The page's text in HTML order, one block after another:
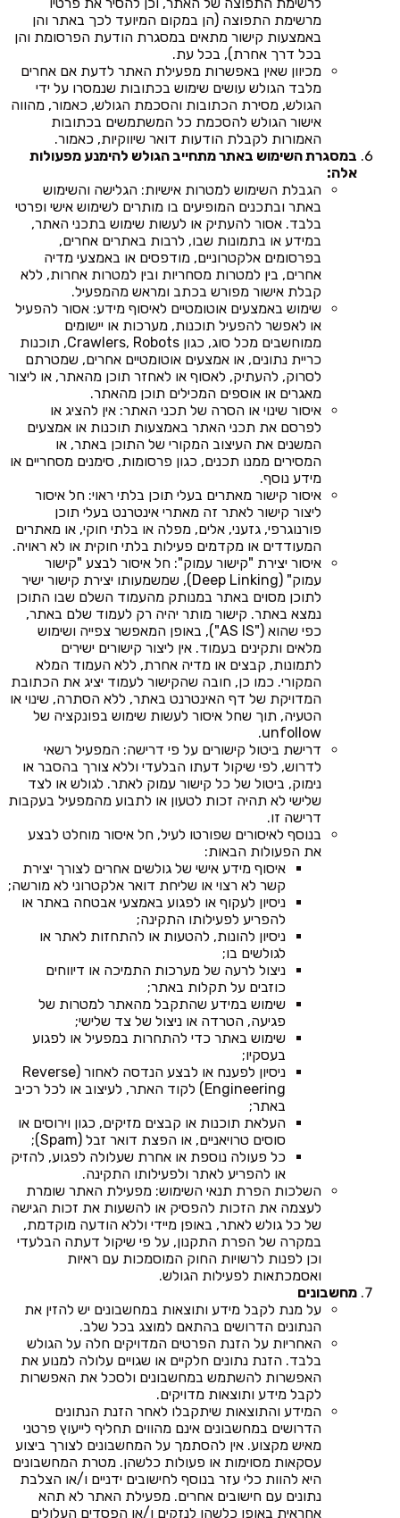
מרשימת התפוצה (הן במקום המיועד לכך באתר והן
באמצעות קישור מתאים במסגרת הודעת הפרסומת והן
בכל דרך אחרת), בכל עת.
מכיוון שאין באפשרות מפעילת האתר לדעת אם אחרים
מלבד הגולש עושים שימוש בכתובות שנמסרו על ידי
הגולש, מסירת הכתובות והסכמת הגולש, כאמור, מהווה
אישור הגולש להסכמת כל המשתמשים בכתובות
האמורות לקבלת הודעות דואר שיווקיות, כאמור.
במסגרת השימוש באתר מתחייב הגולש להימנע מפעולות
אלה:
הגבלת השימוש למטרות אישיות: הגלישה והשימוש
באתר ובתכנים המופיעים בו מותרים לשימוש אישי ופרטי
בלבד. אסור להעתיק או לעשות שימוש בתכני האתר,
במידע או בתמונות שבו, לרבות באתרים אחרים,
בפרסומים אלקטרוניים, מודפסים או באמצעי מדיה
אחרים, בין למטרות מסחריות ובין למטרות אחרות, ללא
קבלת אישור מפורש בכתב ומראש מהמפעיל.
שימוש באמצעים אוטומטיים לאיסוף מידע: אסור להפעיל
או לאפשר להפעיל תוכנות, מערכות או יישומים
ממוחשבים מכל סוג, כגון Crawlers, Robots, תוכנות
כריית נתונים, או אמצעים אוטומטיים אחרים, שמטרתם
לסרוק, להעתיק, לאסוף או לאחזר תוכן מהאתר, או ליצור
מאגרים או אוספים המכילים תוכן מהאתר.
איסור שינוי או הסרה של תכני האתר: אין להציג או
לפרסם את תכני האתר באמצעות תוכנות או אמצעים
המשנים את העיצוב המקורי של התוכן באתר, או
המסירים ממנו תכנים, כגון פרסומות, סימנים מסחריים או
מידע נוסף.
איסור קישור מאתרים בעלי תוכן בלתי ראוי: חל איסור
ליצור קישור לאתר זה מאתרי אינטרנט בעלי תוכן
פורנוגרפי, גזעני, אלים, מפלה או בלתי חוקי, או מאתרים
המעודדים או מקדמים פעילות בלתי חוקית או לא ראויה.
איסור יצירת "קישור עמוק": חל איסור לבצע "קישור
עמוק" (Deep Linking), שמשמעותו יצירת קישור ישיר
לתוכן מסוים באתר במנותק מהעמוד השלם שבו התוכן
נמצא באתר. קישור מותר יהיה רק לעמוד שלם באתר,
כפי שהוא ("AS IS"), באופן המאפשר צפייה ושימוש
מלאים ותקינים בעמוד. אין ליצור קישורים ישירים
לתמונות, קבצים או מדיה אחרת, ללא העמוד המלא
המקורי. כמו כן, חובה שהקישור לעמוד יציג את הכתובת
המדויקת של דף האינטרנט באתר, ללא הסתרה, שינוי או
הטעיה, תוך שחל איסור לעשות שימוש בפונקציה של
unfollow.
דרישת ביטול קישורים על פי דרישה: המפעיל רשאי
לדרוש, לפי שיקול דעתו הבלעדי וללא צורך בהסבר או
נימוק, ביטול של כל קישור עמוק לאתר. לגולש או לצד
שלישי לא תהיה זכות לטעון או לתבוע מהמפעיל בעקבות
דרישה זו.
בנוסף לאיסורים שפורטו לעיל, חל איסור מוחלט לבצע
את הפעולות הבאות:
איסוף מידע אישי של גולשים אחרים לצורך יצירת
קשר לא רצוי או שליחת דואר אלקטרוני לא מורשה;
ניסיון לעקוף או לפגוע באמצעי אבטחה באתר או
להפריע לפעילותו התקינה;
ניסיון להונות, להטעות או להתחזות לאתר או
לגולשים בו;
ניצול לרעה של מערכות התמיכה או דיווחים
כוזבים על תקלות באתר;
שימוש במידע שהתקבל מהאתר למטרות של
פגיעה, הטרדה או ניצול של צד שלישי;
שימוש באתר כדי להתחרות במפעיל או לפגוע
בעסקיו;
ניסיון לפענח או לבצע הנדסה לאחור (Reverse
Engineering) לקוד האתר, לעיצוב או לכל רכיב
באתר;
העלאת תוכנות או קבצים מזיקים, כגון וירוסים או
סוסים טרויאניים, או הפצת דואר זבל (Spam);
כל פעולה נוספת או אחרת שעלולה לפגוע, להזיק
או להפריע לאתר ולפעילותו התקינה.
השלכות הפרת תנאי השימוש: מפעילת האתר שומרת
לעצמה את הזכות להפסיק או להשעות את זכות הגישה
של כל גולש לאתר, באופן מיידי וללא הודעה מוקדמת,
במקרה של הפרת התקנון, על פי שיקול דעתה הבלעדי
וכן לפנות לרשויות החוק המוסמכות עם ראיות
ואסמכתאות לפעילות הגולש.
מחשבונים
על מנת לקבל מידע ותוצאות במחשבונים יש להזין את
הנתונים הדרושים בהתאם למוצג בכל שלב.
האחריות על הזנת הפרטים המדויקים חלה על הגולש
בלבד. הזנת נתונים חלקיים או שגויים עלולה למנוע את
האפשרות להשתמש במחשבונים ולסכל את האפשרות
לקבל מידע ותוצאות מדויקים.
המידע והתוצאות שיתקבלו לאחר הזנת הנתונים
הדרושים במחשבונים אינם מהווים תחליף לייעוץ פרטני
מאיש מקצוע. אין להסתמך על המחשבונים לצורך ביצוע
עסקאות מסוימות או פעולות כלשהן. מטרת המחשבונים
היא להוות כלי עזר בנוסף לחישובים ידניים ו/או הצלבת
נתונים עם חישובים אחרים. מפעילת האתר לא תהא
אחראית באופן כלשהו לנזקים ו/או הפסדים העלולים